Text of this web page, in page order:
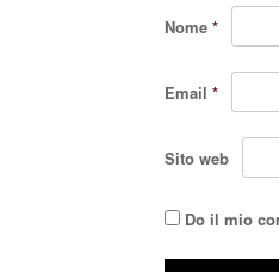
Nome *
Email *
Sito web
Do il mio